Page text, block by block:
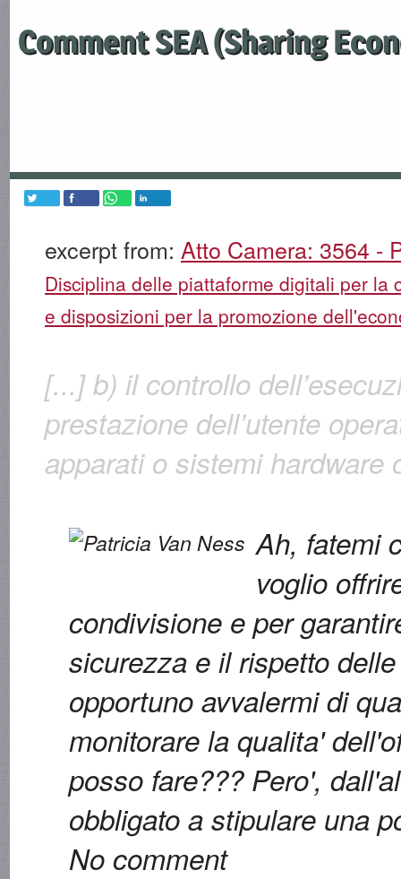
Comment SEA (Sharing
excerpt from: Atto Camera: 3564 -
Disciplina delle piattaforme digitali per la
e disposizioni per la promozione
[...] b) il controllo
prestazione dell’utente
apparati o sistemi hardware
Ah, fatemi
voglio
condivisione e per
sicurezza e il rispetto
opportuno avvalermi di
monitorare la qualita'
posso fare??? Pero',
obbligato a stipulare una
No comment